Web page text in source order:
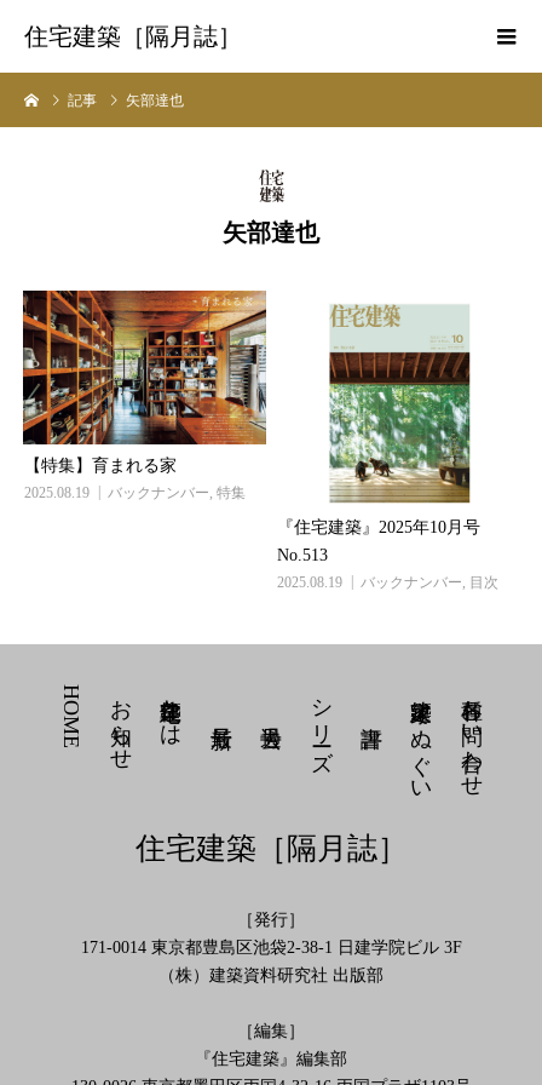
住宅建築［隔月誌］
記事 矢部達也
矢部達也
【特集】育まれる家
2025.08.19 バックナンバー, 特集
『住宅建築』2025年10月号
No.513
2025.08.19 バックナンバー 目次
各種お問い合わせ
建築家 てぬぐい
シリーズ
住宅建築とは
お知らせ
HOME
住宅建築［隔月誌］
［発行］
171-0014 東京都豊島区池袋2-38-1 日建学院ビル 3F
（株）建築資料研究社 出版部
［編集］
『住宅建築』編集部